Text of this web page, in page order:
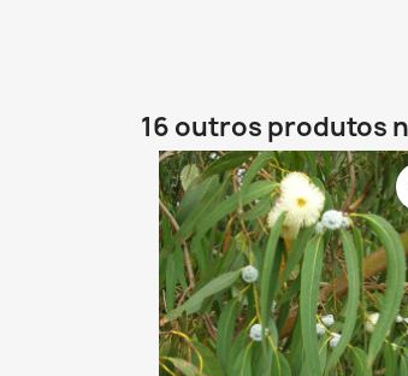
16 outros produtos